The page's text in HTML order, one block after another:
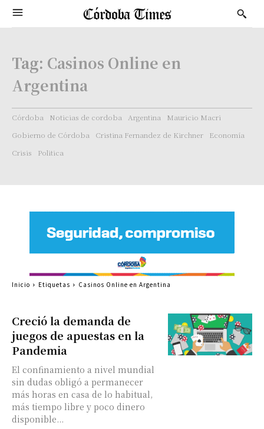
Tag: Casinos Online en
Argentina
Córdoba Noticias de cordoba Argentina
Mauricio Macri
Gobierno de Córdoba
Cristina Fernandez de Kirchner
Economía
Crisis
Politica
Creció la demanda de
juegos de apuestas en la
Pandemia
El confinamiento a nivel mundial
sin dudas obligó a permanecer
más horas en casa de lo habitual,
más tiempo libre y poco dinero
disponible...
Inicio Etiquetas Casinos Online en Argentina